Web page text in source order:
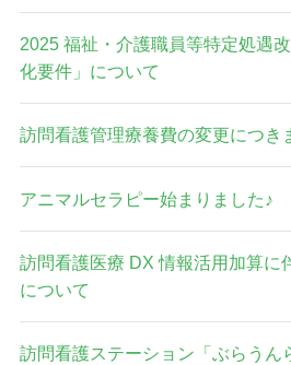
2025 福祉・介護職員等特定処遇
化要件」について
訪問看護管理療養費の変更につき
アニマルセラピー始まりました♪
訪問看護医療 DX 情報活用加算に
について
訪問看護ステーション「ぶらうん